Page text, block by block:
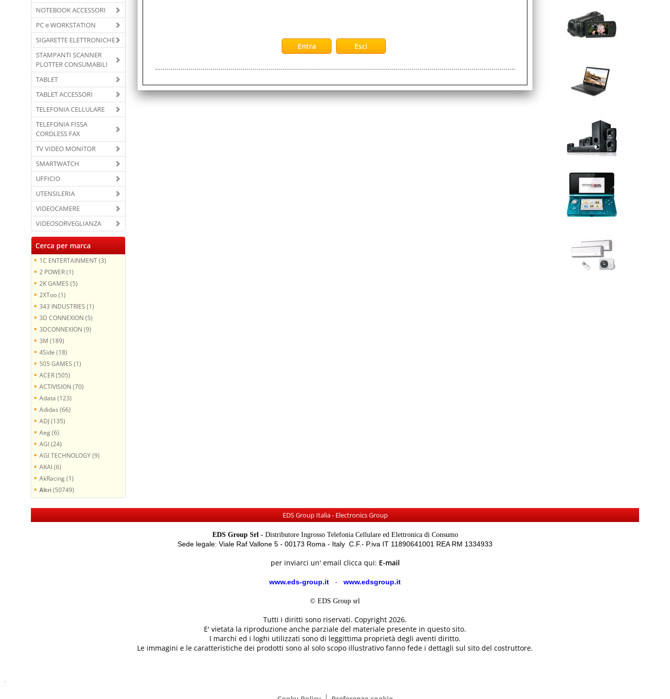
NOTEBOOK ACCESSORI
PC e WORKSTATION
SIGARETTE ELETTRONICHE
STAMPANTI SCANNER
PLOTTER CONSUMABILI
TABLET
TABLET ACCESSORI
TELEFONIA CELLULARE
TELEFONIA FISSA
CORDLESS FAX
TV VIDEO MONITOR
SMARTWATCH
UFFICIO
UTENSILERIA
VIDEOCAMERE
VIDEOSORVEGLIANZA
Cerca per marca
1C ENTERTAINMENT (3)
2 POWER (1)
2K GAMES (5)
2XToo (1)
343 INDUSTRIES (1)
3D CONNEXION (5)
3DCONNEXION (9)
3M (189)
4Side (18)
505 GAMES (1)
ACER (505)
ACTIVISION (70)
Adata (123)
Adidas (66)
ADJ (135)
Aeg (6)
AGI (24)
AGI TECHNOLOGY (9)
AKAI (6)
AkRacing (1)
Altri(50749)
EDS Group Italia - Electronics Group
EDS Group Srl -Distributore Ingrosso Telefonia Cellulare ed Elettronica di Consumo
Sede legale: Viale Raf Vallone 5 - 00173 Roma - Italy C.F.- P.iva IT 11890641001 REA RM 1334933
per inviarci un' email clicca qui: E-mail
www.eds-group.it - www.edsgroup.it
© EDS Group srl
Tutti i diritti sono riservati. Copyright 2026.
E' vietata la riproduzione anche parziale del materiale presente in questo sito.
I marchi ed i loghi utilizzati sono di leggittima proprietà degli aventi diritto.
Le immagini e le caratteristiche dei prodotti sono al solo scopo illustrativo fanno fede i dettagli sul sito del costruttore.